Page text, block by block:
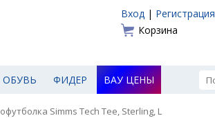
Вход | Регистрация
Корзина
ОБУВЬ ФИДЕР ВАУ ЦЕНЫ
Simms Tech Tee, Sterling, L